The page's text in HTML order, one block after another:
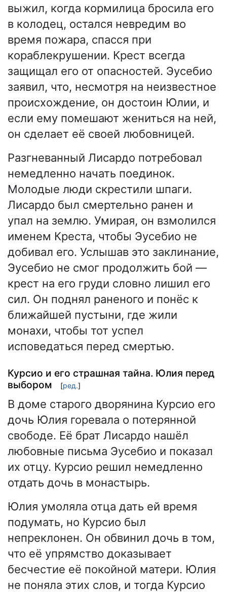
выжил, когда кормилица бросила его
в колодец, остался невредим во
время пожара, спасся при
кораблекрушении. Крест всегда
защищал его от опасностей. Эусебио
заявил, что, несмотря на неизвестное
происхождение, он достоин Юлии, и
если ему помешают жениться на ней,
он сделает её своей любовницей.
Разгневанный Лисардо потребовал
немедленно начать поединок.
Молодые люди скрестили шпаги.
Лисардо был смертельно ранен и
упал на землю. Умирая, он взмолился
именем Креста, чтобы Эусебио не
добивал его. Услышав это заклинание,
Эусебио не смог продолжить бой —
крест на его груди словно лишил его
сил. Он поднял раненого и понёс к
ближайшей пустыни, где жили
монахи, чтобы тот успел
исповедаться перед смертью.
Курсио и его страшная тайна. Юлия перед
выбором
[ред.]
В доме старого дворянина Курсио его
дочь Юлия горевала о потерянной
свободе. Её брат Лисардо нашёл
любовные письма Эусебио и показал
их отцу. Курсио решил немедленно
отдать дочь в монастырь.
Юлия умоляла отца дать ей время
подумать, но Курсио был
непреклонен. Он обвинил дочь в том,
что её упрямство доказывает
бесчестие её покойной матери. Юлия
не поняла этих слов, и тогда Курсио